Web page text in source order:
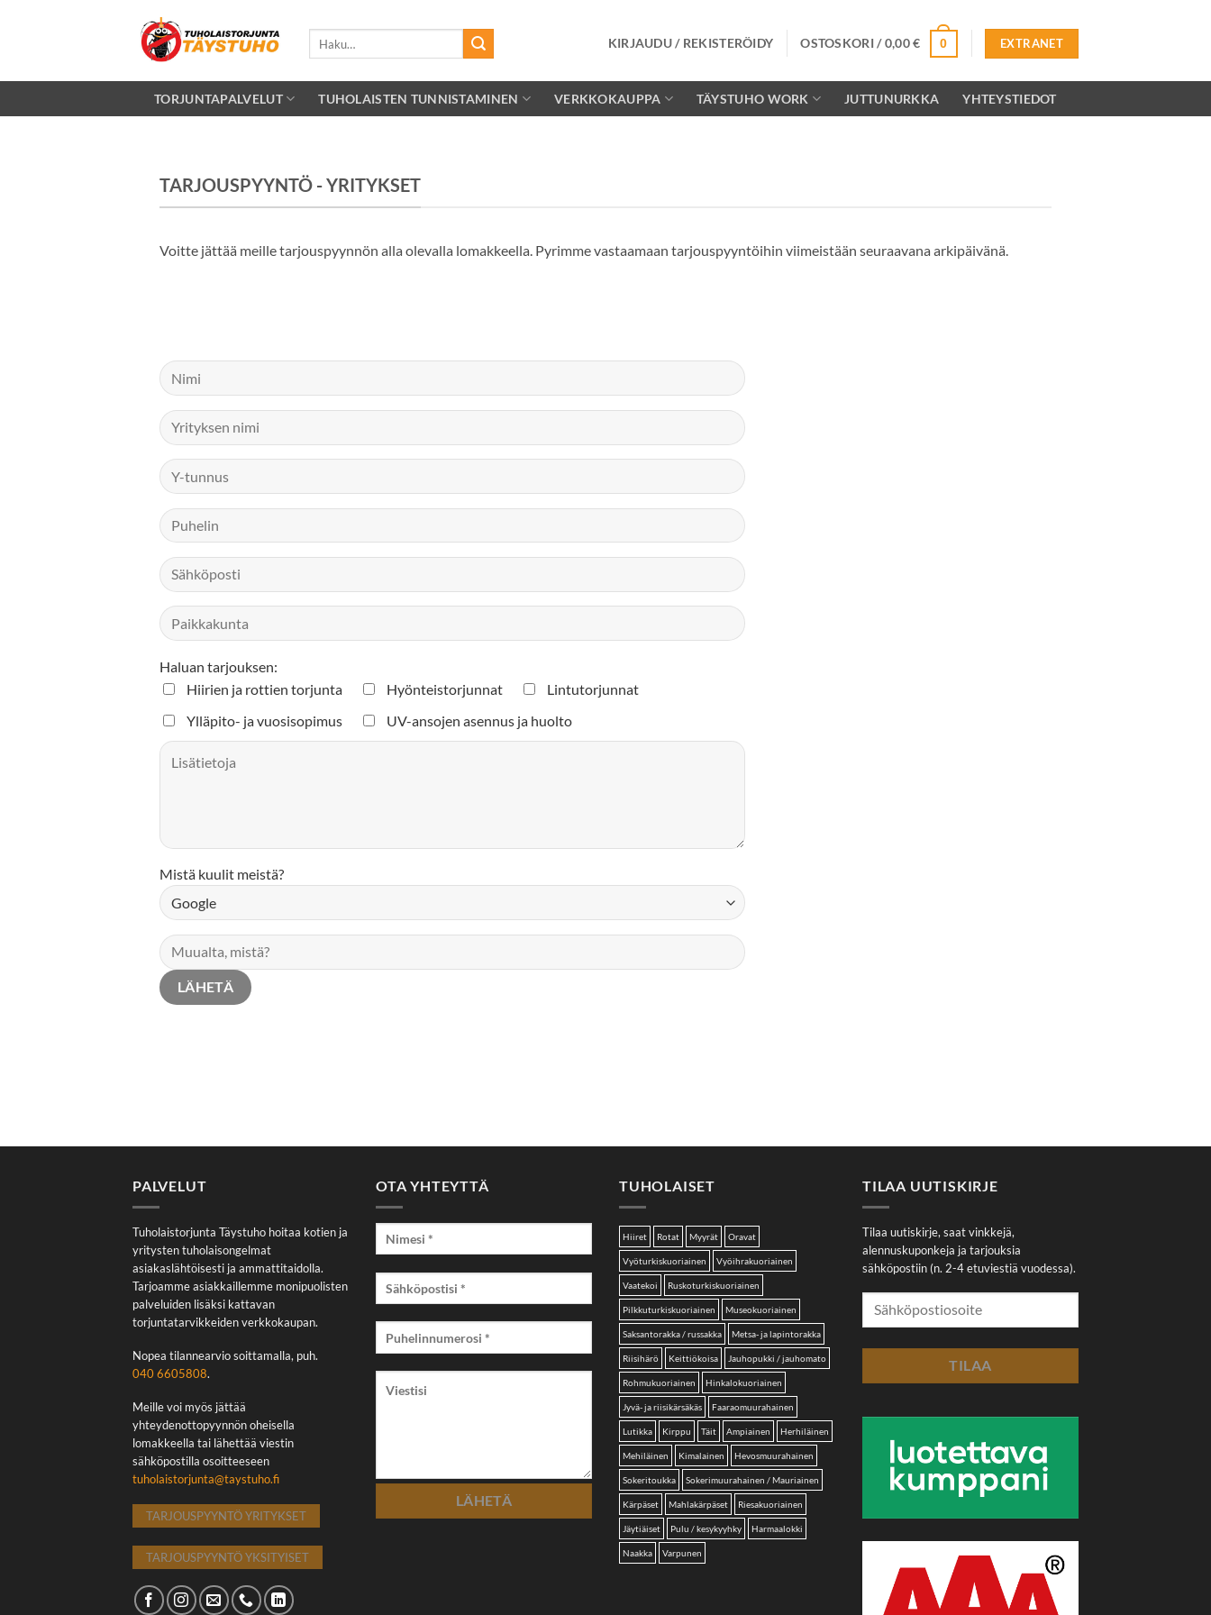
KIRJAUDU / REKISTERÖIDY OSTOSKORI /0,00€ 0 EXTRANET
TORJUNTAPALVELUT TUHOLAISTEN TUNNISTAMINEN VERKKOKAUPPA TÄYSTUHO WORK JUTTUNURKKA YHTEYSTIEDOT
TARJOUSPYYNTÖ - YRITYKSET
Voitte jättää meille tarjouspyynnön alla olevalla lomakkeella. Pyrimme vastaamaan tarjouspyyntöihin viimeistään seuraavana arkipäivänä.
Haluan tarjouksen:
Hiirien ja rottien torjunta
Hyönteistorjunnat
Lintutorjunnat
Ylläpito- ja vuosisopimus
UV-ansojen asennus ja huolto
Mistä kuulit meistä?
PALVELUT
Tuholaistorjunta Täystuho hoitaa kotien ja
yritysten tuholaisongelmat
asiakaslähtöisesti ja ammattitaidolla.
Tarjoamme asiakkaillemme monipuolisten
palveluiden lisäksi kattavan
torjuntatarvikkeiden verkkokaupan.
Nopea tilannearvio soittamalla, puh.
040 6605808.
Meille voi myös jättää
yhteydenottopyynnön oheisella
lomakkeella tai lähettää viestin
sähköpostilla osoitteeseen
tuholaistorjunta@taystuho.fi
TARJOUSPYYNTÖ YRITYKSET
TARJOUSPYYNTÖ YKSITYISET
OTA YHTEYTTÄ TUHOLAISET
Hiiret Rotat Myyrät Oravat
Vyöturkiskuoriainen Vyöihrakuoriainen
Vaatekoi Ruskoturkiskuoriainen
Pilkkuturkiskuoriainen Museokuoriainen
Saksantorakka / russakka Metsa- ja lapintorakka
Riisihärö Keittiökoisa Jauhopukki / jauhomato
Rohmukuoriainen Hinkalokuoriainen
Jyvä- ja riisikärsäkäs Faaraomuurahainen
Lutikka Kirppu Täit Ampiainen Herhiläinen
Mehiläinen Kimalainen Hevosmuurahainen
Sokeritoukka Sokerimuurahainen / Mauriainen
Kärpäset Mahlakärpäset Riesakuoriainen
Jäytiäiset Pulu / kesykyyhky Harmaalokki
Naakka Varpunen
TILAA UUTISKIRJE
Tilaa uutiskirje, saat vinkkejä,
alennuskuponkeja ja tarjouksia
sähköpostiin (n. 2-4 etuviestiä vuodessa).